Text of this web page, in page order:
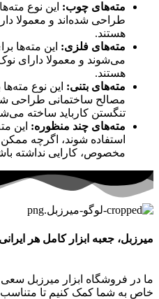
مته‌های چوب: این نوع
طراحی شده‌اند و معمولا
هستند.
مته‌های فلزی: این مته‌ها
می‌شوند و معمولا دارای
هستند.
مته‌های بتنی: این نوع
مصالح ساختمانی طراحی
تنگستن کارباید ساخته
مته‌های چند منظوره: این
استفاده شوند، اگرچه
مخصوص، کارایی نداشته
میرزبل، جعبه ابزار کامل هر
ما در فروشگاه ابزار میرزبل
خاص به شما کمک کنیم تا متناسب